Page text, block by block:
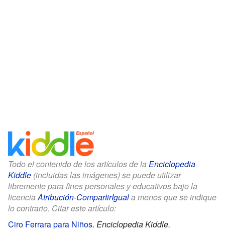
Todo el contenido de los artículos de la Enciclopedia
Kiddle (incluidas las imágenes) se puede utilizar
libremente para fines personales y educativos bajo la
licenciaAtribución-CompartirIguala menos que se indique
lo contrario. Citar este artículo:
Ciro Ferrara para Niños. Enciclopedia Kiddle.